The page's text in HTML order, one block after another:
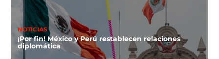
NOTICIAS
¡Por fin! México y Perú restablecen relaciones
diplomática